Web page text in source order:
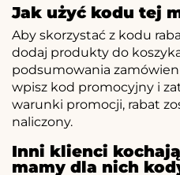
Jak użyć kodu tej
Aby skorzystać z kodu
dodaj produkty do
podsumowania
wpisz kod promocyjny i
warunki promocji, rabat
naliczony.
Inni klienci
mamy dla nich